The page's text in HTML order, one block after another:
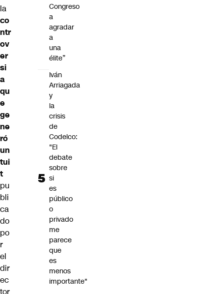
la
co
ntr
ov
er
si
a
qu
e
ge
ne
ró
un
tui
t
pu
bli
ca
do
po
r
el
dir
ec
tor
Congreso
a
agradar
a
una
élite”
Iván
Arriagada
y
la
crisis
de
Codelco:
"El
debate
sobre
si
es
público
o
privado
me
parece
que
es
menos
importante"